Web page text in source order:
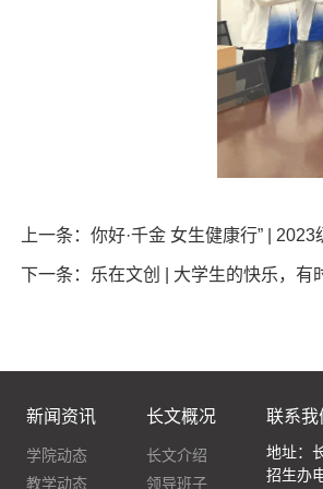
上一条： 你好·千金 女生健康行” |
下一条： 乐在文创 | 大学生的快乐，有
新闻资讯
学院动态
教学动态
长文概况
长文介绍
领导班子
联系我
地址：
招生办